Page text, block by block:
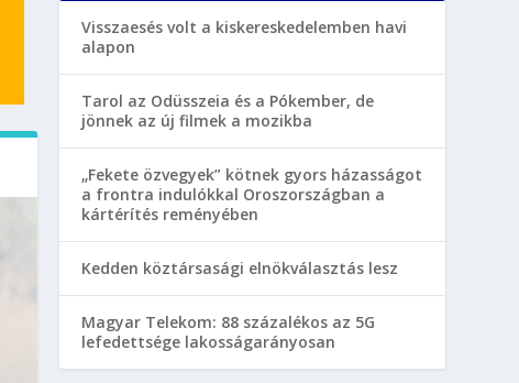
Visszaesés volt a kiskereskedelemben havi
alapon
Tarol az Odüsszeia és a Pókember, de
jönnek az új filmek a mozikba
„Fekete özvegyek” kötnek gyors házasságot
a frontra indulókkal Oroszországban a
kártérítés reményében
Kedden köztársasági elnökválasztás lesz
Magyar Telekom: 88 százalékos az 5G
lefedettsége lakosságarányosan